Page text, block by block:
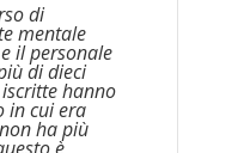
di
mentale
il personale
di dieci
hanno
in cui era
ha più